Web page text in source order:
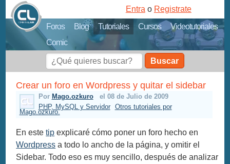
Foros Blog Tutoriales Cursos
Videotutoriales
Comic
Entra o Registrate
Buscar
Crear un foro en Wordpress y quitar el sidebar
Por Mago.ozkuro
el 08 de Julio de 2009
PHP, MySQL y Servidor
Otros tutoriales por
Mago.ozkuro.
En estetip explicaré cómo poner un foro hecho en
Wordpress a todo lo ancho de la página, y omitir el
Sidebar. Todo eso es muy sencillo, después de analizar